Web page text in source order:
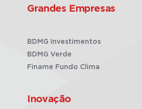
Grandes Empresas
BDMG Investimentos
BDMG Verde
Finame Fundo Clima
Inovação